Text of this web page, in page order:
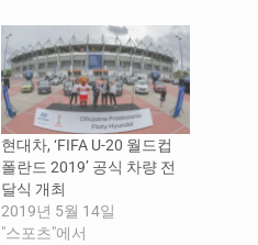
현대차, ‘FIFA U-20 월드컵
폴란드 2019’ 공식 차량 전
달식 개최
2019년 5월 14일
"스포츠"에서